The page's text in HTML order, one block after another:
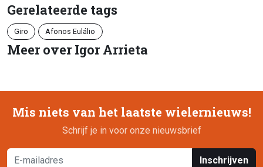
Gerelateerde tags
Giro Afonos Eulálio
Meer over Igor Arrieta
Mis niets van het laatste wielernieuws!
Schrijf je in voor onze nieuwsbrief
Inschrijven